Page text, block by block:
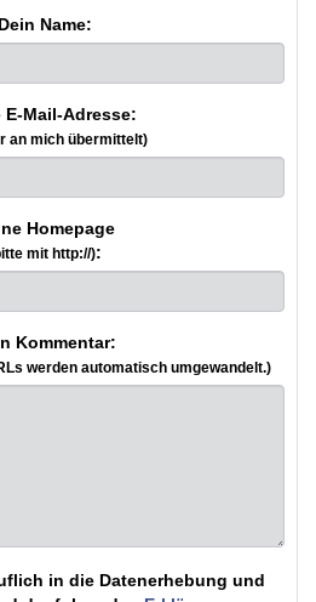
Dein Name:
E-Mail-Adresse:
an mich übermittelt)
Homepage
mit http://):
Kommentar:
werden automatisch umgewandelt.)
in die Datenerhebung und